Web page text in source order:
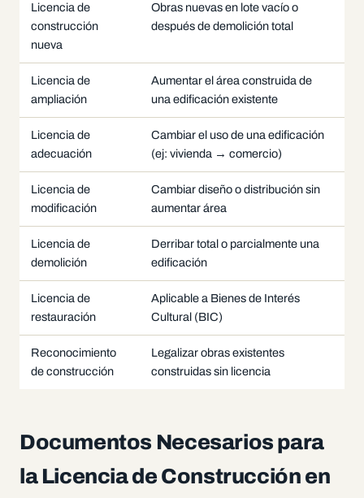
Licencia de
construcción
nueva
Obras nuevas en lote vacío o
después de demolición total
Licencia de
ampliación
Aumentar el área construida de
una edificación existente
Licencia de
adecuación
Cambiar el uso de una edificación
(ej: vivienda → comercio)
Licencia de
modificación
Cambiar diseño o distribución sin
aumentar área
Licencia de
demolición
Derribar total o parcialmente una
edificación
Licencia de
restauración
Aplicable a Bienes de Interés
Cultural (BIC)
Reconocimiento
de construcción
Legalizar obras existentes
construidas sin licencia
Documentos Necesarios para
la Licencia de Construcción en